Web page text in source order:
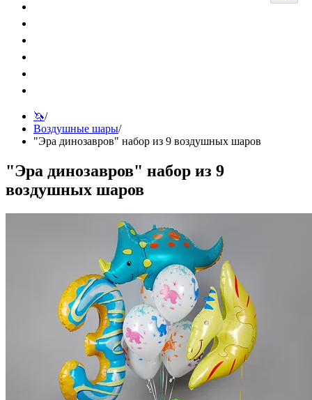
🦄/
Воздушные шары/
"Эра динозавров" набор из 9 воздушных шаров
"Эра динозавров" набор из 9
воздушных шаров